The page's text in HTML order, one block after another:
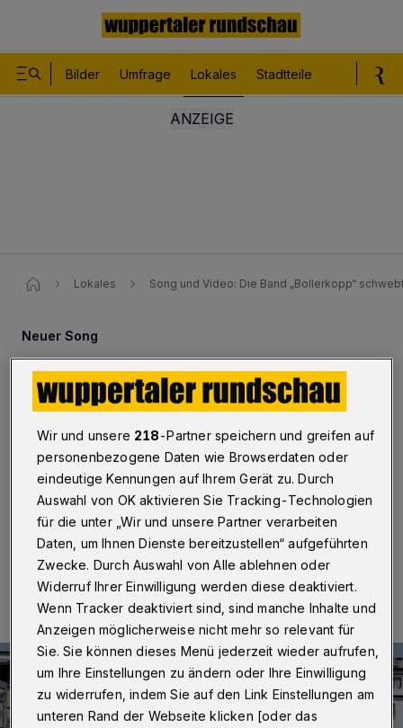
Bilder Umfrage Lokales Stadtteile
Lokales Song und Video​: Die Band „Bollerkopp“
Neuer Song
Video: „Bollerkopp“ schwebt
durchs Tal
Wuppertal·Die Wuppertaler Band „Bollerkopp“ hat
einen neuen Song veröffentlicht. Er heißt „Es einmal im
Leben“.
14.11.2023 , 08:00 Uhr Eine Minute Lesezeit
Wir und unsere 218-Partner speichern und greifen auf
personenbezogene Daten wie Browserdaten oder
eindeutige Kennungen auf Ihrem Gerät zu. Durch
Auswahl von OK aktivieren Sie Tracking-Technologien
für die unter „Wir und unsere Partner verarbeiten
Daten, um Ihnen Dienste bereitzustellen“ aufgeführten
Zwecke. Durch Auswahl von Alle ablehnen oder
Widerruf Ihrer Einwilligung werden diese deaktiviert.
Wenn Tracker deaktiviert sind, sind manche Inhalte und
Anzeigen möglicherweise nicht mehr so relevant für
Sie. Sie können dieses Menü jederzeit wieder aufrufen,
um Ihre Einstellungen zu ändern oder Ihre Einwilligung
zu widerrufen, indem Sie auf den Link Einstellungen am
unteren Rand der Webseite klicken [oder das